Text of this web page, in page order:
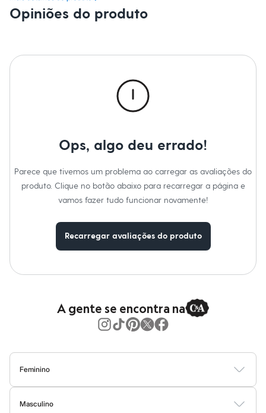
Meias
Pijamas
Biquínis
Maiôs
Moda esportiva
Vestidos
Masculino
Em alta
Dia dos Pais
Calças
Camisetas e Regatas
Cintos
Carteiras
Óculos
Relógios
Botas
Opiniões do produto
Ops, algo deu errado!
Parece que tivemos um problema ao carregar as avaliações do
produto. Clique no botão abaixo para recarregar a página e
vamos fazer tudo funcionar novamente!
Recarregar avaliações do produto
A gente se encontra na
Feminino
BlusasCalçasVestidosSaiasCasacosModa PraiaModa Íntima
Masculino